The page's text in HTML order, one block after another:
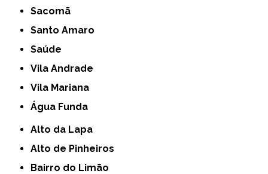
Sacomã
Santo Amaro
Saúde
Vila Andrade
Vila Mariana
Água Funda
Alto da Lapa
Alto de Pinheiros
Bairro do Limão